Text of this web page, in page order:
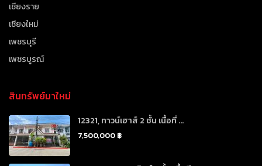
เชียงราย
เชียงใหม่
เพชรบุรี
เพชรบูรณ์
สินทรัพย์มาใหม่
12321, ทาวน์เฮาส์ 2 ชั้น เนื้อที่ ...
7,500,000 ฿